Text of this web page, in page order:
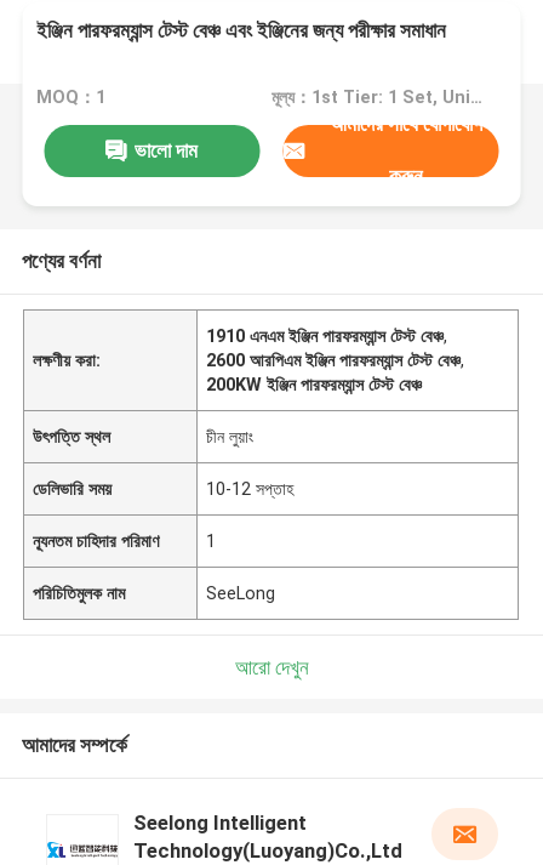
ইঞ্জিন পারফরম্যান্স টেস্ট বেঞ্চ এবং ইঞ্জিনের জন্য পরীক্ষার সমাধান
MOQ：1 মূল্য：1st Tier: 1 Set, Unit Price USD 3.00 2nd Tier: 2-5 Sets, Unit Price USD 2.00 3rd Tier: Over 5 Sets, Unit Price USD 1.00
ভালো দাম
আমাদের সাথে যোগাযোগ
করুন
পণ্যের বর্ণনা
লক্ষণীয় করা:
1910 এনএম ইঞ্জিন পারফরম্যান্স টেস্ট বেঞ্চ,
2600 আরপিএম ইঞ্জিন পারফরম্যান্স টেস্ট বেঞ্চ,
200KW ইঞ্জিন পারফরম্যান্স টেস্ট বেঞ্চ
উৎপত্তি স্থল চীন লুয়াং
ডেলিভারি সময় 10-12 সপ্তাহ
ন্যূনতম চাহিদার পরিমাণ 1
পরিচিতিমুলক নাম SeeLong
আরো দেখুন
আমাদের সম্পর্কে
Seelong Intelligent
Technology(Luoyang)Co.,Ltd